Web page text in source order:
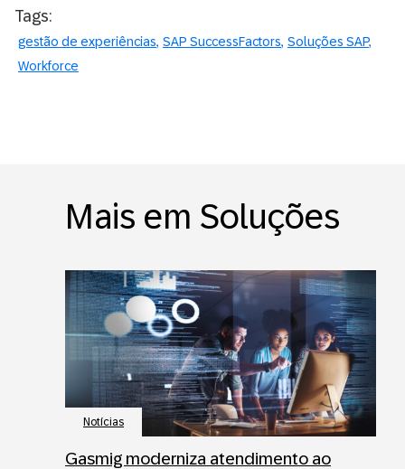
Tags:
gestão de experiências SAP SuccessFactors Soluções SAP
Workforce
Mais em Soluções
Notícias
Gasmig moderniza atendimento ao